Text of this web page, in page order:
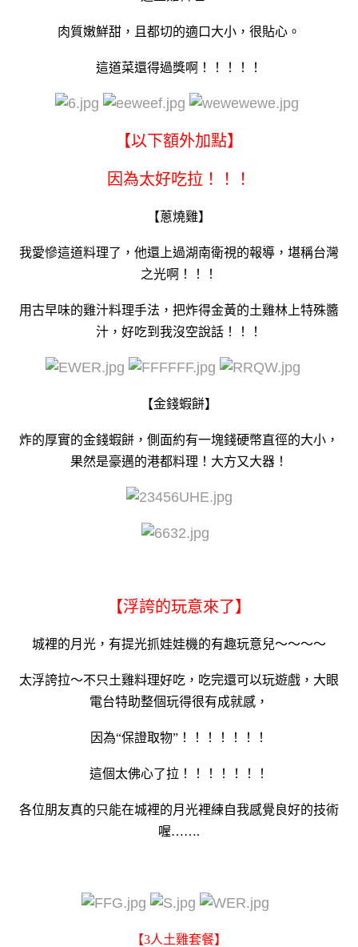
肉質嫩鮮甜，且都切的適口大小，很貼心。
這道菜還得過獎啊！！！！！
【以下額外加點】
因為太好吃拉！！！
【蔥燒雞】
我愛慘這道料理了，他還上過湖南衛視的報導，堪稱台灣
之光啊！！！
用古早味的雞汁料理手法，把炸得金黃的土雞林上特殊醬
汁，好吃到我沒空說話！！！
【金錢蝦餅】
炸的厚實的金錢蝦餅，側面約有一塊錢硬幣直徑的大小，
果然是豪邁的港都料理！大方又大器！
【浮誇的玩意來了】
城裡的月光，有提光抓娃娃機的有趣玩意兒～～～～
太浮誇拉～不只土雞料理好吃，吃完還可以玩遊戲，大眼
電台特助整個玩得很有成就感，
因為“保證取物”！！！！！！！
這個太佛心了拉！！！！！！！
各位朋友真的只能在城裡的月光裡練自我感覺良好的技術
喔…….
【3人土雞套餐】